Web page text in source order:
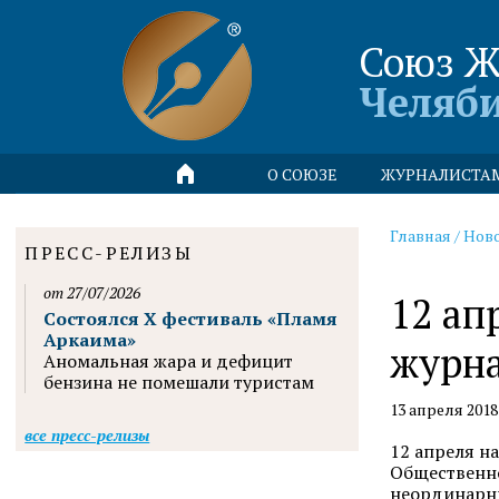
Союз
О СОЮЗЕ
Главная /
12
13 апреля 2018
12 апреля
ПРЕСС-РЕЛИЗЫ
от 27/07/2026
Состоялся X фестиваль «Пламя
Аркаима»
Аномальная жара и дефицит
бензина не помешали туристам
все пресс-релизы